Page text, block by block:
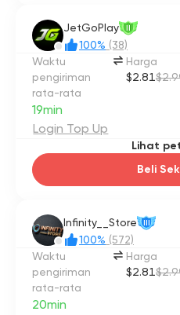
JetGoPlay II
100% (38)
Waktu
pengiriman
rata-rata
19min
Login Top Up
Harga
$2.81
Beli
Lihat
Infinity__Store III
100% (572)
Waktu
pengiriman
rata-rata
20min
Harga
$2.81